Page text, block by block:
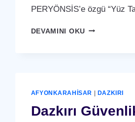
PERYÖNSİS’e özgü “Yüz
DEVAMINI OKUDAZKIRI
AFYONKARAHISAR | DAZKIRI
Dazkırı